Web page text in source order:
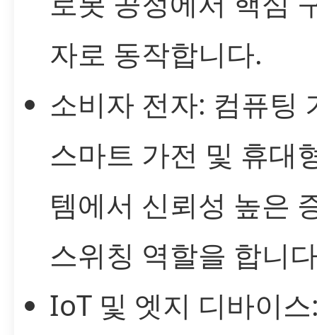
자로 동작합니다.
소비자 전자: 컴퓨팅
스마트 가전 및 휴대
템에서 신뢰성 높은
스위칭 역할을 합니
IoT 및 엣지 디바이